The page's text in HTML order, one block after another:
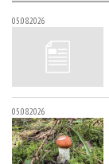
05.08.2026
05.08.2026